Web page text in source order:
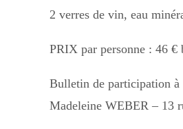
2 verres de vin, eau
PRIX par personne : 46 €
Bulletin de participation à
Madeleine WEBER – 13